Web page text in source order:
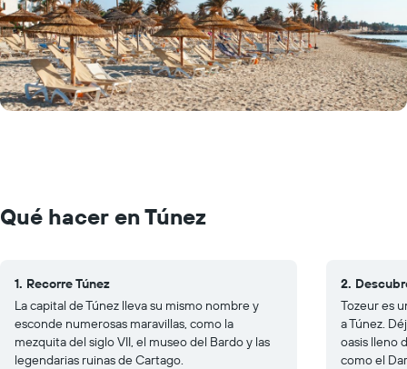
Qué hacer en Túnez
1. Recorre Túnez
La capital de Túnez lleva su mismo nombre y
esconde numerosas maravillas, como la
mezquita del siglo VII, el museo del Bardo y las
legendarias ruinas de Cartago.
2.
Tozeur es
a Túnez.
oasis lleno
como el